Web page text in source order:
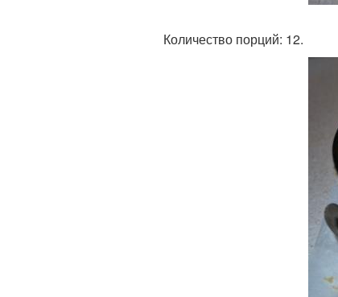
Количество порций: 12.